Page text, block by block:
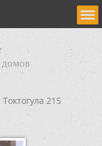
домов
Токтогула 215